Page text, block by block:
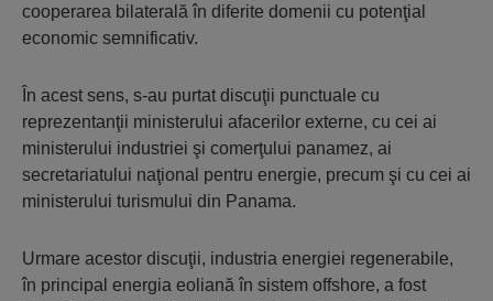
cooperarea bilaterală în diferite domenii cu potenţial
economic semnificativ.
În acest sens, s-au purtat discuţii punctuale cu
reprezentanţii ministerului afacerilor externe, cu cei ai
ministerului industriei şi comerţului panamez, ai
secretariatului naţional pentru energie, precum şi cu cei ai
ministerului turismului din Panama.
Urmare acestor discuţii, industria energiei regenerabile,
în principal energia eoliană în sistem offshore, a fost